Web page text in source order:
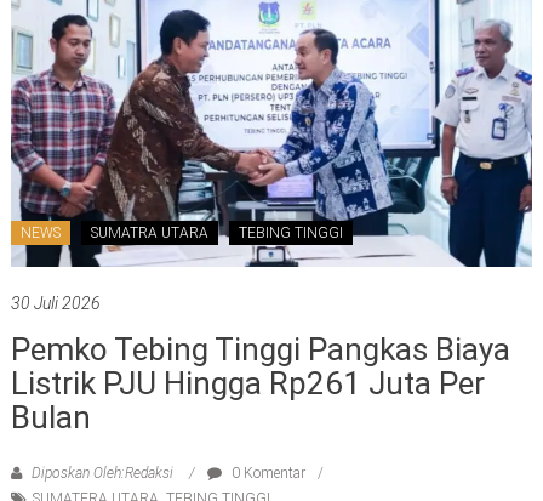
NEWS SUMATRA UTARA TEBING TINGGI
30 Juli 2026
Pemko Tebing Tinggi Pangkas Biaya
Listrik PJU Hingga Rp261 Juta Per
Bulan
Diposkan Oleh:Redaksi
0 Komentar